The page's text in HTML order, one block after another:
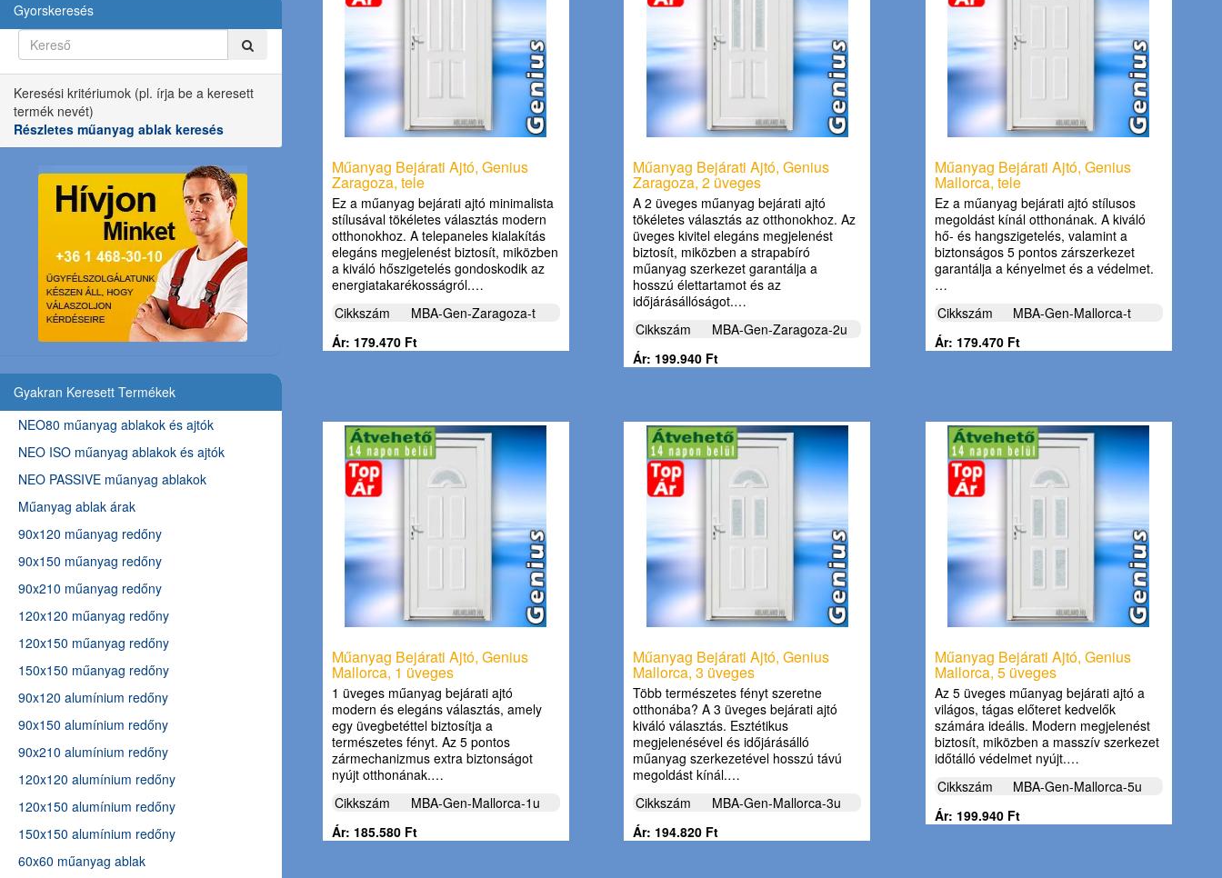
Műanyag Bejárati Ajtó, Genius
Zaragoza, tele
Ez a műanyag bejárati ajtó minimalista
stílusával tökéletes választás modern
otthonokhoz. A telepaneles kialakítás
elegáns megjelenést biztosít, miközben
a kiváló hőszigetelés gondoskodik az
energiatakarékosságról.…
Cikkszám
MBA-Gen-Zaragoza-t
Ár: 179.470 Ft
Műanyag Bejárati Ajtó, Genius
Zaragoza, 2 üveges
A 2 üveges műanyag bejárati ajtó
tökéletes választás az otthonokhoz. Az
üveges kivitel elegáns megjelenést
biztosít, miközben a strapabíró
műanyag szerkezet garantálja a
hosszú élettartamot és az
időjárásállóságot.…
Cikkszám
MBA-Gen-Zaragoza-2u
Ár: 199.940 Ft
Műanyag Bejárati Ajtó, Genius
Mallorca, tele
Ez a műanyag bejárati ajtó stílusos
megoldást kínál otthonának. A kiváló
hő- és hangszigetelés, valamint a
biztonságos 5 pontos zárszerkezet
garantálja a kényelmet és a védelmet.
…
Cikkszám
MBA-Gen-Mallorca-t
Ár: 179.470 Ft
Műanyag Bejárati Ajtó, Genius
Mallorca, 1 üveges
1 üveges műanyag bejárati ajtó
modern és elegáns választás, amely
egy üvegbetéttel biztosítja a
természetes fényt. Az 5 pontos
zármechanizmus extra biztonságot
nyújt otthonának.…
Cikkszám
MBA-Gen-Mallorca-1u
Ár: 185.580 Ft
Műanyag Bejárati Ajtó, Genius
Mallorca, 3 üveges
Több természetes fényt szeretne
otthonába? A 3 üveges bejárati ajtó
kiváló választás. Esztétikus
megjelenésével és időjárásálló
műanyag szerkezetével hosszú távú
megoldást kínál.…
Cikkszám
MBA-Gen-Mallorca-3u
Ár: 194.820 Ft
Műanyag Bejárati Ajtó, Genius
Mallorca, 5 üveges
Az 5 üveges műanyag bejárati ajtó a
világos, tágas előteret kedvelők
számára ideális. Modern megjelenést
biztosít, miközben a masszív szerkezet
időtálló védelmet nyújt.…
Cikkszám
MBA-Gen-Mallorca-5u
Ár: 199.940 Ft
Gyorskeresés
Keresési kritériumok (pl. írja be a keresett
termék nevét)
Részletes műanyag ablak keresés
Gyakran Keresett Termékek
NEO80 műanyag ablakok és ajtók
NEO ISO műanyag ablakok és ajtók
NEO PASSIVE műanyag ablakok
Műanyag ablak árak
90x120 műanyag redőny
90x150 műanyag redőny
90x210 műanyag redőny
120x120 műanyag redőny
120x150 műanyag redőny
150x150 műanyag redőny
90x120 alumínium redőny
90x150 alumínium redőny
90x210 alumínium redőny
120x120 alumínium redőny
120x150 alumínium redőny
150x150 alumínium redőny
60x60 műanyag ablak